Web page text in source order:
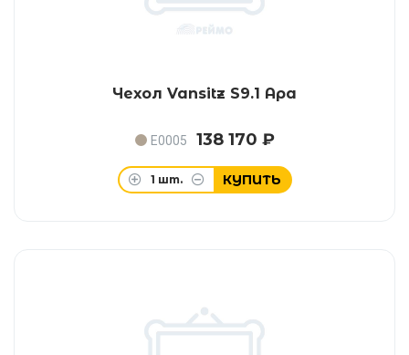
Чехол Vansitz S9.1 Ара
E0005 138 170 ₽
1 шт. КУПИТЬ